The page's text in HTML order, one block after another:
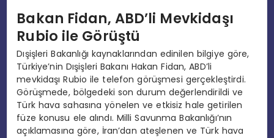
Bakan Fidan, ABD’li Mevkidaşı
Rubio ile Görüştü
Dışişleri Bakanlığı kaynaklarından edinilen bilgiye göre,
Türkiye’nin Dışişleri Bakanı Hakan Fidan, ABD’li
mevkidaşı Rubio ile telefon görüşmesi gerçekleştirdi.
Görüşmede, bölgedeki son durum değerlendirildi ve
Türk hava sahasına yönelen ve etkisiz hale getirilen
füze konusu ele alındı. Milli Savunma Bakanlığı’nın
açıklamasına göre, İran’dan ateşlenen ve Türk hava